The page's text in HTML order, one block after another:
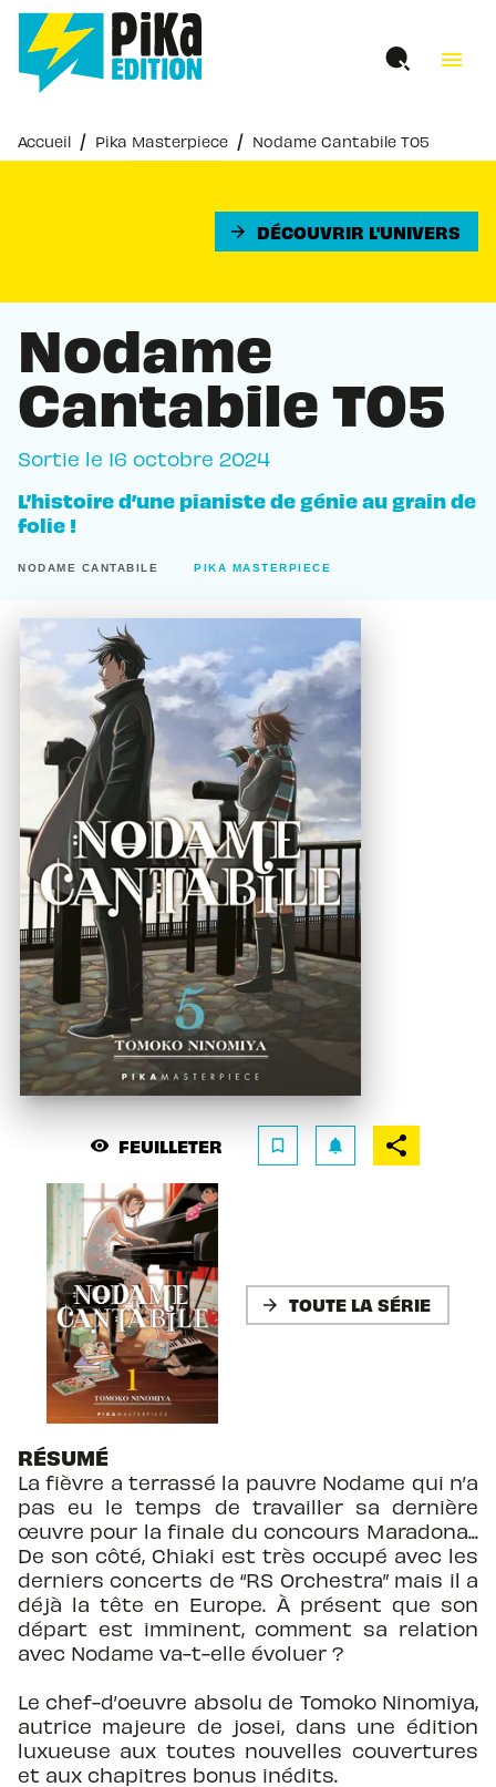
MENU RECHERCHE
PIED DE PAGE
menu
Accueil / Pika Masterpiece / Nodame Cantabile T05
arrow_forward DÉCOUVRIR L'UNIVERS
Nodame
Cantabile T05
Sortie le 16 octobre 2024
L’histoire d’une pianiste de génie au grain de
folie !
NODAME CANTABILE PIKA MASTERPIECE
visibility FEUILLETER bookmark_border notifications
arrow_forward TOUTE LA SÉRIE
RÉSUMÉ
La fièvre a terrassé la pauvre Nodame qui n’a
pas eu le temps de travailler sa dernière
œuvre pour la finale du concours Maradona...
De son côté, Chiaki est très occupé avec les
derniers concerts de “RS Orchestra” mais il a
déjà la tête en Europe. À présent que son
départ est imminent, comment sa relation
avec Nodame va-t-elle évoluer ?
Le chef-d’oeuvre absolu de Tomoko Ninomiya,
autrice majeure de josei, dans une édition
luxueuse aux toutes nouvelles couvertures
et aux chapitres bonus inédits.